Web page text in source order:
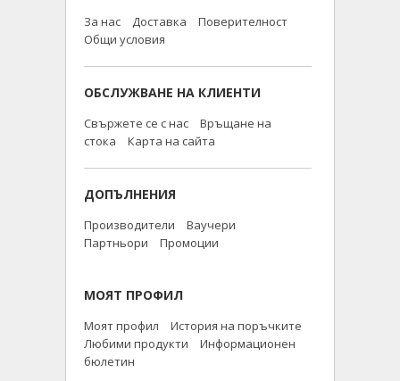
За нас Доставка
Поверителност
Общи условия
ОБСЛУЖВАНЕ НА КЛИЕНТИ
Свържете се с нас
Връщане на
стока
Карта на сайта
ДОПЪЛНЕНИЯ
Производители
Ваучери
Партньори
Промоции
МОЯТ ПРОФИЛ
Моят профил
История на поръчките
Любими продукти
Информационен
бюлетин